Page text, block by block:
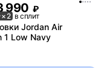
990 ₽
× 2 в сплит
Jordan Air
1 Low Navy